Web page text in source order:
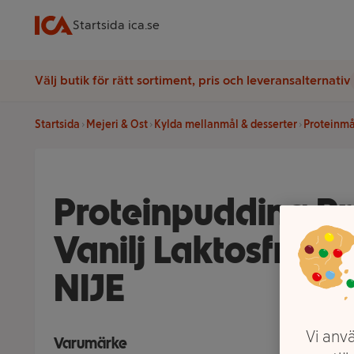
Startsida ica.se
Välj butik för rätt sortiment, pris och leveransalternativ
Startsida Mejeri & Ost Kylda mellanmål & desserter Proteinmål
Proteinpudding
Vanilj Laktosfri
NIJE
Varumärke
Vi